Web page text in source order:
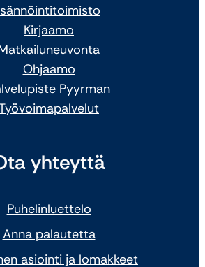
Kirjaamo
Ohjaamo
Pyyrman
yhteyttä
Puhelinluettelo
Anna palautetta
asiointi ja lomakkeet